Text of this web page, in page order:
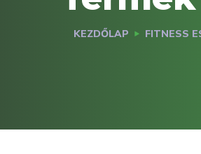
KEZDŐLAP FITNESS